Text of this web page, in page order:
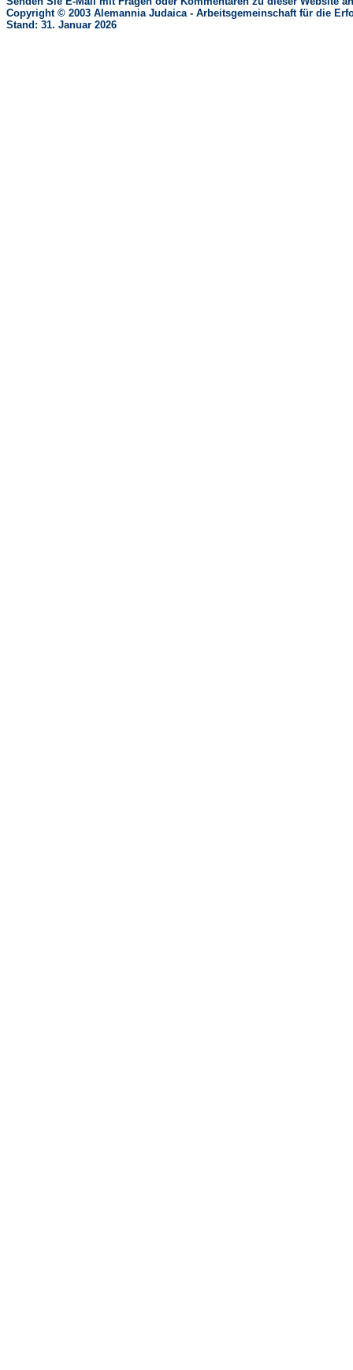
Copyright © 2003 Alemannia Judaica - Arbeitsgemeinschaft für die
Stand: 31. Januar 2026